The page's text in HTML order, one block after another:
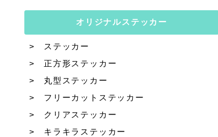
オリジナルステッカー
ステッカー
正方形ステッカー
丸型ステッカー
フリーカットステッカー
クリアステッカー
キラキラステッカー